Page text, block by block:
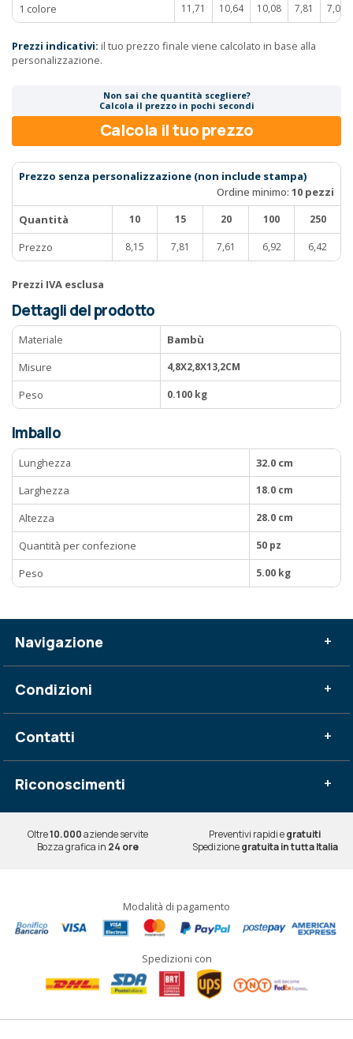
1 colore 11,71 10,64 10,08 7,81 7,05
Prezzi indicativi: il tuo prezzo finale viene calcolato in base alla
personalizzazione.
Non sai che quantità scegliere?
Calcola il prezzo in pochi secondi
Calcola il tuo prezzo
Prezzo senza personalizzazione (non include stampa)
Ordine minimo: 10 pezzi
Quantità
10 15 20 100 250
Prezzo 8,15 7,81 7,61 6,92 6,42
Prezzi IVA esclusa
Dettagli del prodotto
Materiale
Bambù
Misure
4,8X2,8X13,2CM
Peso 0.100 kg
Imballo
Lunghezza
32.0 cm
Larghezza
18.0 cm
Altezza 28.0 cm
Quantità per confezione 50 pz
Peso 5.00 kg
Navigazione +
Condizioni +
Contatti +
Riconoscimenti +
Oltre10.000aziende servite Preventivi rapidi egratuiti
Bozza grafica in 24 ore Spedizionegratuita in tutta Italia
Modalità di pagamento
Spedizioni con